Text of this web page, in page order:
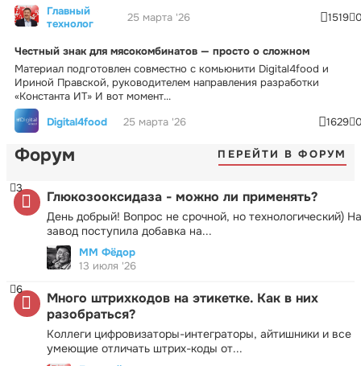
Главный
технолог
25 марта '26 1519
Честный знак для мясокомбинатов — просто о сложном
Материал подготовлен совместно с комьюнити Digital4food и
Ириной Правской, руководителем направления разработки
«Константа ИТ» И вот момент...
Digital4food
25 марта '26 1629
Форум ПЕРЕЙТИ В ФОРУМ
Глюкозооксидаза - можно ли применять?
День добрый! Вопрос не срочной, но технологический) На
завод поступила добавка на...
3
ММ Фёдор
13 июля '26
Много штрихкодов на этикетке. Как в них
разобраться?
Коллеги цифровизаторы-интеграторы, айтишники и все
умеющие отличать штрих-коды от...
6